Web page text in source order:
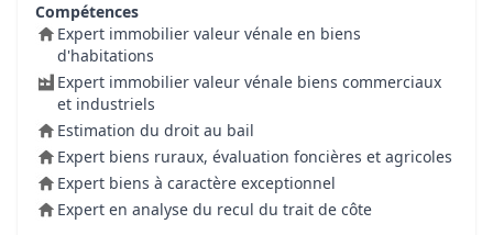
Compétences
Expert immobilier valeur vénale en biens
d'habitations
Expert immobilier valeur vénale biens commerciaux
et industriels
Estimation du droit au bail
Expert biens ruraux, évaluation foncières et agricoles
Expert biens à caractère exceptionnel
Expert en analyse du recul du trait de côte